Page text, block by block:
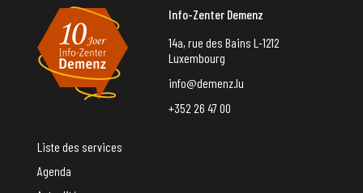
Info-Zenter Demenz
14a, rue des Bains L-1212
Luxembourg
info@demenz.lu
+352 26 47 00
Liste des services
Agenda